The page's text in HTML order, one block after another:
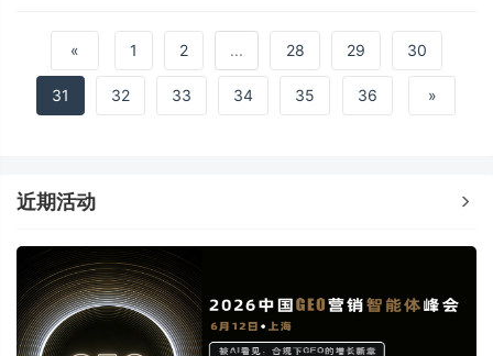
投。
« 1 2 ... 28 29 30
31 32 33 34 35 36 »
近期活动